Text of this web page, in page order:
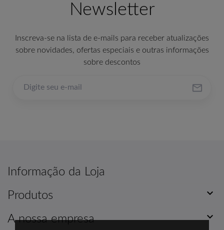
Newsletter
Inscreva-se na lista de e-mails para receber atualizações
sobre novidades, ofertas especiais e outras informações
sobre descontos

Informação da Loja
Produtos

A nossa empresa 